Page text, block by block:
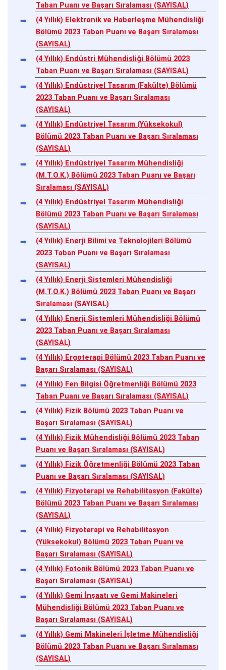
Taban Puanı ve Başarı Sıralaması (SAYISAL)
(4 Yıllık) Elektronik ve Haberleşme Mühendisliği
Bölümü 2023 Taban Puanı ve Başarı Sıralaması
(SAYISAL)
(4 Yıllık) Endüstri Mühendisliği Bölümü 2023
Taban Puanı ve Başarı Sıralaması (SAYISAL)
(4 Yıllık) Endüstriyel Tasarım (Fakülte) Bölümü
2023 Taban Puanı ve Başarı Sıralaması
(SAYISAL)
(4 Yıllık) Endüstriyel Tasarım (Yüksekokul)
Bölümü 2023 Taban Puanı ve Başarı Sıralaması
(SAYISAL)
(4 Yıllık) Endüstriyel Tasarım Mühendisliği
(M.T.O.K.) Bölümü 2023 Taban Puanı ve Başarı
Sıralaması (SAYISAL)
(4 Yıllık) Endüstriyel Tasarım Mühendisliği
Bölümü 2023 Taban Puanı ve Başarı Sıralaması
(SAYISAL)
(4 Yıllık) Enerji Bilimi ve Teknolojileri Bölümü
2023 Taban Puanı ve Başarı Sıralaması
(SAYISAL)
(4 Yıllık) Enerji Sistemleri Mühendisliği
(M.T.O.K.) Bölümü 2023 Taban Puanı ve Başarı
Sıralaması (SAYISAL)
(4 Yıllık) Enerji Sistemleri Mühendisliği Bölümü
2023 Taban Puanı ve Başarı Sıralaması
(SAYISAL)
(4 Yıllık) Ergoterapi Bölümü 2023 Taban Puanı ve
Başarı Sıralaması (SAYISAL)
(4 Yıllık) Fen Bilgisi Öğretmenliği Bölümü 2023
Taban Puanı ve Başarı Sıralaması (SAYISAL)
(4 Yıllık) Fizik Bölümü 2023 Taban Puanı ve
Başarı Sıralaması (SAYISAL)
(4 Yıllık) Fizik Mühendisliği Bölümü 2023 Taban
Puanı ve Başarı Sıralaması (SAYISAL)
(4 Yıllık) Fizik Öğretmenliği Bölümü 2023 Taban
Puanı ve Başarı Sıralaması (SAYISAL)
(4 Yıllık) Fizyoterapi ve Rehabilitasyon (Fakülte)
Bölümü 2023 Taban Puanı ve Başarı Sıralaması
(SAYISAL)
(4 Yıllık) Fizyoterapi ve Rehabilitasyon
(Yüksekokul) Bölümü 2023 Taban Puanı ve
Başarı Sıralaması (SAYISAL)
(4 Yıllık) Fotonik Bölümü 2023 Taban Puanı ve
Başarı Sıralaması (SAYISAL)
(4 Yıllık) Gemi İnşaatı ve Gemi Makineleri
Mühendisliği Bölümü 2023 Taban Puanı ve
Başarı Sıralaması (SAYISAL)
(4 Yıllık) Gemi Makineleri İşletme Mühendisliği
Bölümü 2023 Taban Puanı ve Başarı Sıralaması
(SAYISAL)